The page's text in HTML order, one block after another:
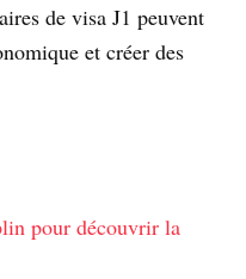
de visa J1 peuvent
et créer des
pour découvrir la